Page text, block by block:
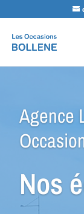
de
produits